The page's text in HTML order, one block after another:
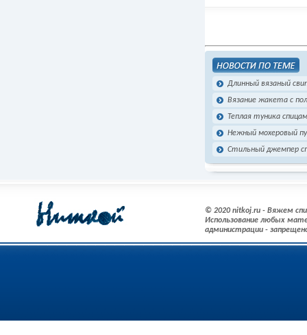
Длинный вязаный
Вязание жакета с
Теплая туника
Нежный мохеровый
Стильный джемпер
© 2020 nitkoj.ru - Вяжем
Использование любых
администрации -